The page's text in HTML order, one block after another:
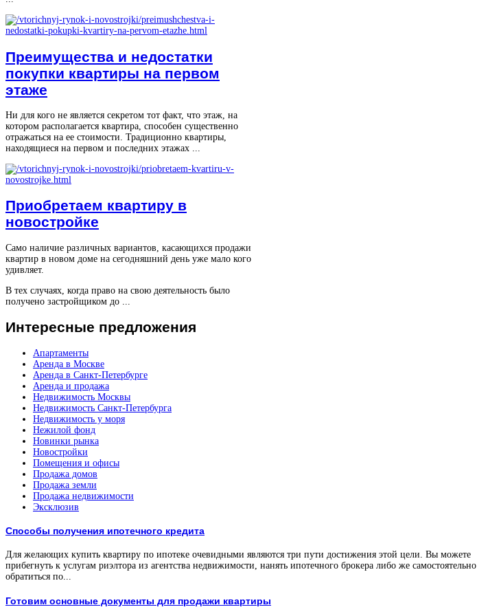
Преимущества и недостатки
покупки квартиры на первом
этаже
Ни для кого не является секретом тот факт, что этаж, на
котором располагается квартира, способен существенно
отражаться на ее стоимости. Традиционно квартиры,
находящиеся на первом и последних этажах ...
Приобретаем квартиру в
новостройке
Само наличие различных вариантов, касающихся продажи
квартир в новом доме на сегодняшний день уже мало кого
удивляет.
В тех случаях, когда право на свою деятельность было
получено застройщиком до ...
Интересные предложения
Апартаменты
Аренда в Москве
Аренда в Санкт-Петербурге
Аренда и продажа
Недвижимость Москвы
Недвижимость Санкт-Петербурга
Недвижимость у моря
Нежилой фонд
Новинки рынка
Новостройки
Помещения и офисы
Продажа домов
Продажа земли
Продажа недвижимости
Эксклюзив
Способы получения ипотечного кредита
Для желающих купить квартиру по ипотеке очевидными являются три пути достижения этой цели. Вы можете
прибегнуть к услугам риэлтора из агентства недвижимости, нанять ипотечного брокера либо же самостоятельно
обратиться по...
Готовим основные документы для продажи квартиры